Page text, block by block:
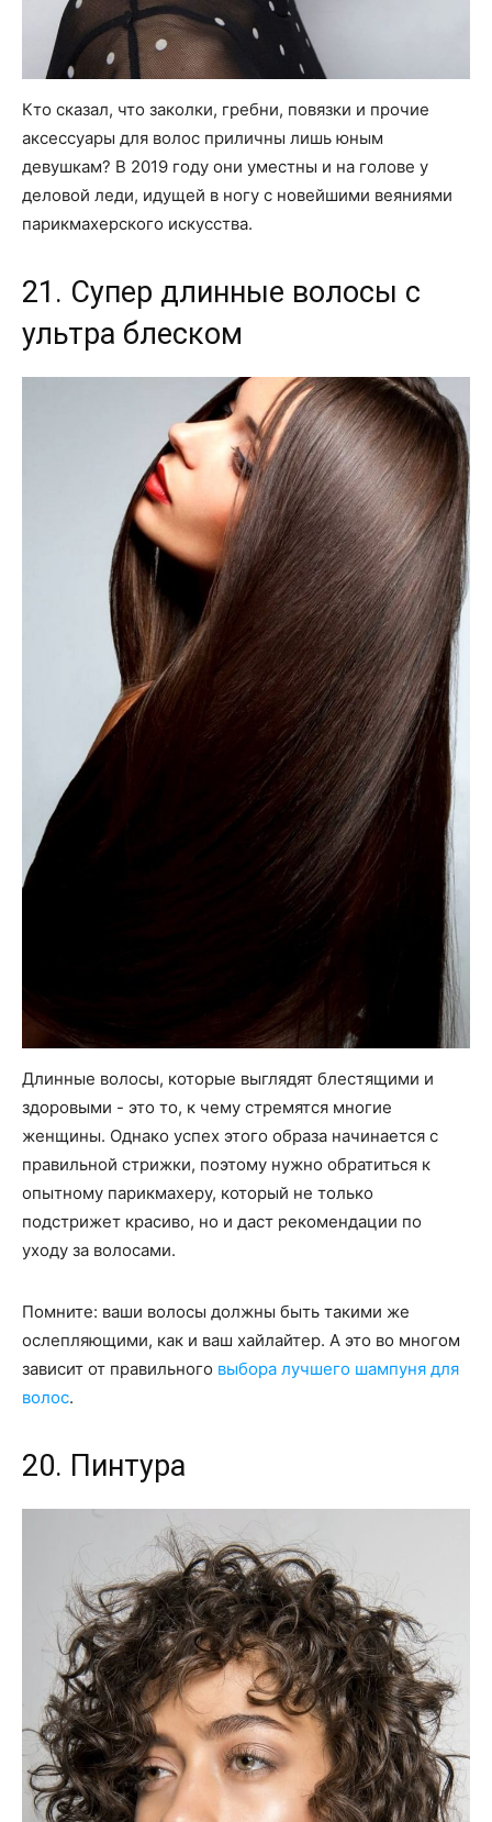
Кто сказал, что заколки, гребни, повязки и прочие
аксессуары для волос приличны лишь юным
девушкам? В 2019 году они уместны и на голове у
деловой леди, идущей в ногу с новейшими веяниями
парикмахерского искусства.
21. Супер длинные волосы с
ультра блеском
Длинные волосы, которые выглядят блестящими и
здоровыми - это то, к чему стремятся многие
женщины. Однако успех этого образа начинается с
правильной стрижки, поэтому нужно обратиться к
опытному парикмахеру, который не только
подстрижет красиво, но и даст рекомендации по
уходу за волосами.
Помните: ваши волосы должны быть такими же
ослепляющими, как и ваш хайлайтер. А это во многом
зависит от правильного выбора лучшего шампуня для
волос.
20. Пинтура